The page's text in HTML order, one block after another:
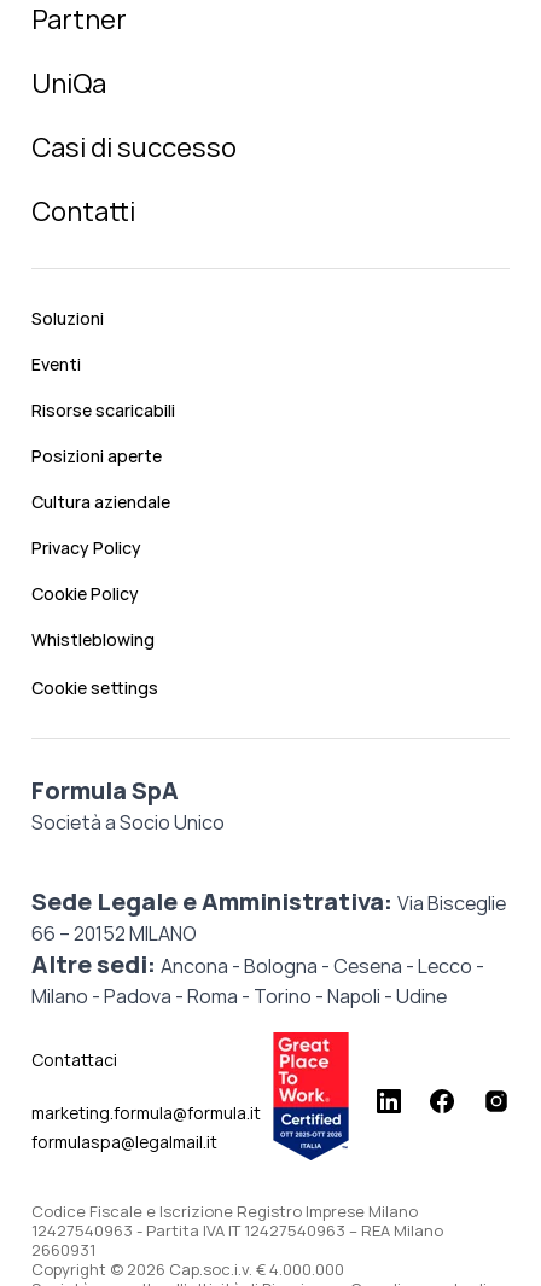
Partner
UniQa
Casi di successo
Contatti
Soluzioni
Eventi
Risorse scaricabili
Posizioni aperte
Cultura aziendale
Privacy Policy
Cookie Policy
Whistleblowing
Cookie settings
Formula SpA
Società a Socio Unico
Sede Legale e Amministrativa: Via Bisceglie
66 – 20152 MILANO
Altre sedi: Ancona - Bologna - Cesena - Lecco -
Milano - Padova - Roma - Torino - Napoli - Udine
Contattaci
marketing.formula@formula.it
formulaspa@legalmail.it
Codice Fiscale e Iscrizione Registro Imprese Milano
12427540963 - Partita IVA IT 12427540963 – REA Milano
2660931
Copyright © 2026 Cap.soc.i.v. € 4.000.000